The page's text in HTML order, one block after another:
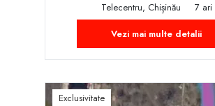
Telecentru, Chișinău
7 ari
Vezi mai multe detalii
Exclusivitate